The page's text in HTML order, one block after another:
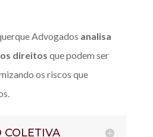
Advogados analisa
direitos que podem ser
os riscos que
COLETIVA